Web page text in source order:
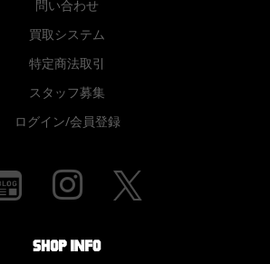
問い合わせ
買取システム
特定商法取引
スタッフ募集
ログイン/会員登録